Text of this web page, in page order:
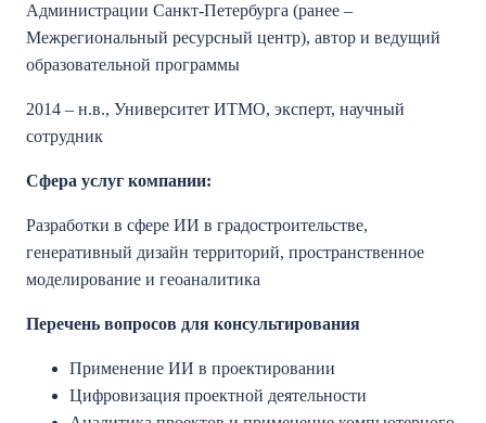
Администрации Санкт-Петербурга (ранее –
Межрегиональный ресурсный центр), автор и ведущий
образовательной программы
2014 – н.в., Университет ИТМО, эксперт, научный
сотрудник
Сфера услуг компании:
Разработки в сфере ИИ в градостроительстве,
генеративный дизайн территорий, пространственное
моделирование и геоаналитика
Перечень вопросов для консультирования
Применение ИИ в проектировании
Цифровизация проектной деятельности